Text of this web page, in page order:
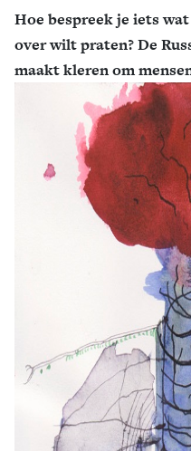
Hoe bespreek je iets
over wilt praten? De
maakt kleren om